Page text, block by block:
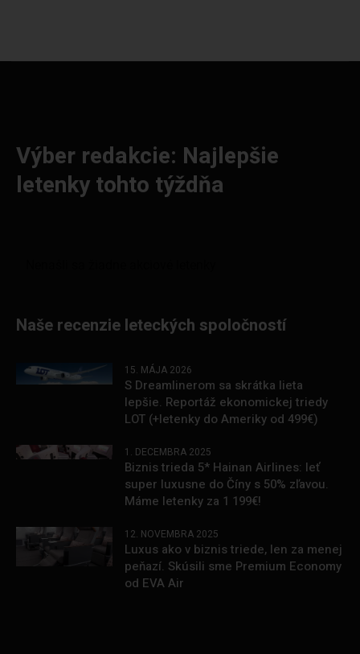
Výber redakcie: Najlepšie
letenky tohto týždňa
Naše recenzie leteckých spoločností
15. MÁJA 2026
S Dreamlinerom sa skrátka lieta
lepšie. Reportáž ekonomickej triedy
LOT (+letenky do Ameriky od 499€)
1. DECEMBRA 2025
Biznis trieda 5* Hainan Airlines: leť
super luxusne do Číny s 50% zľavou.
Máme letenky za 1 199€!
12. NOVEMBRA 2025
Luxus ako v biznis triede, len za menej
peňazí. Skúsili sme Premium Economy
od EVA Air